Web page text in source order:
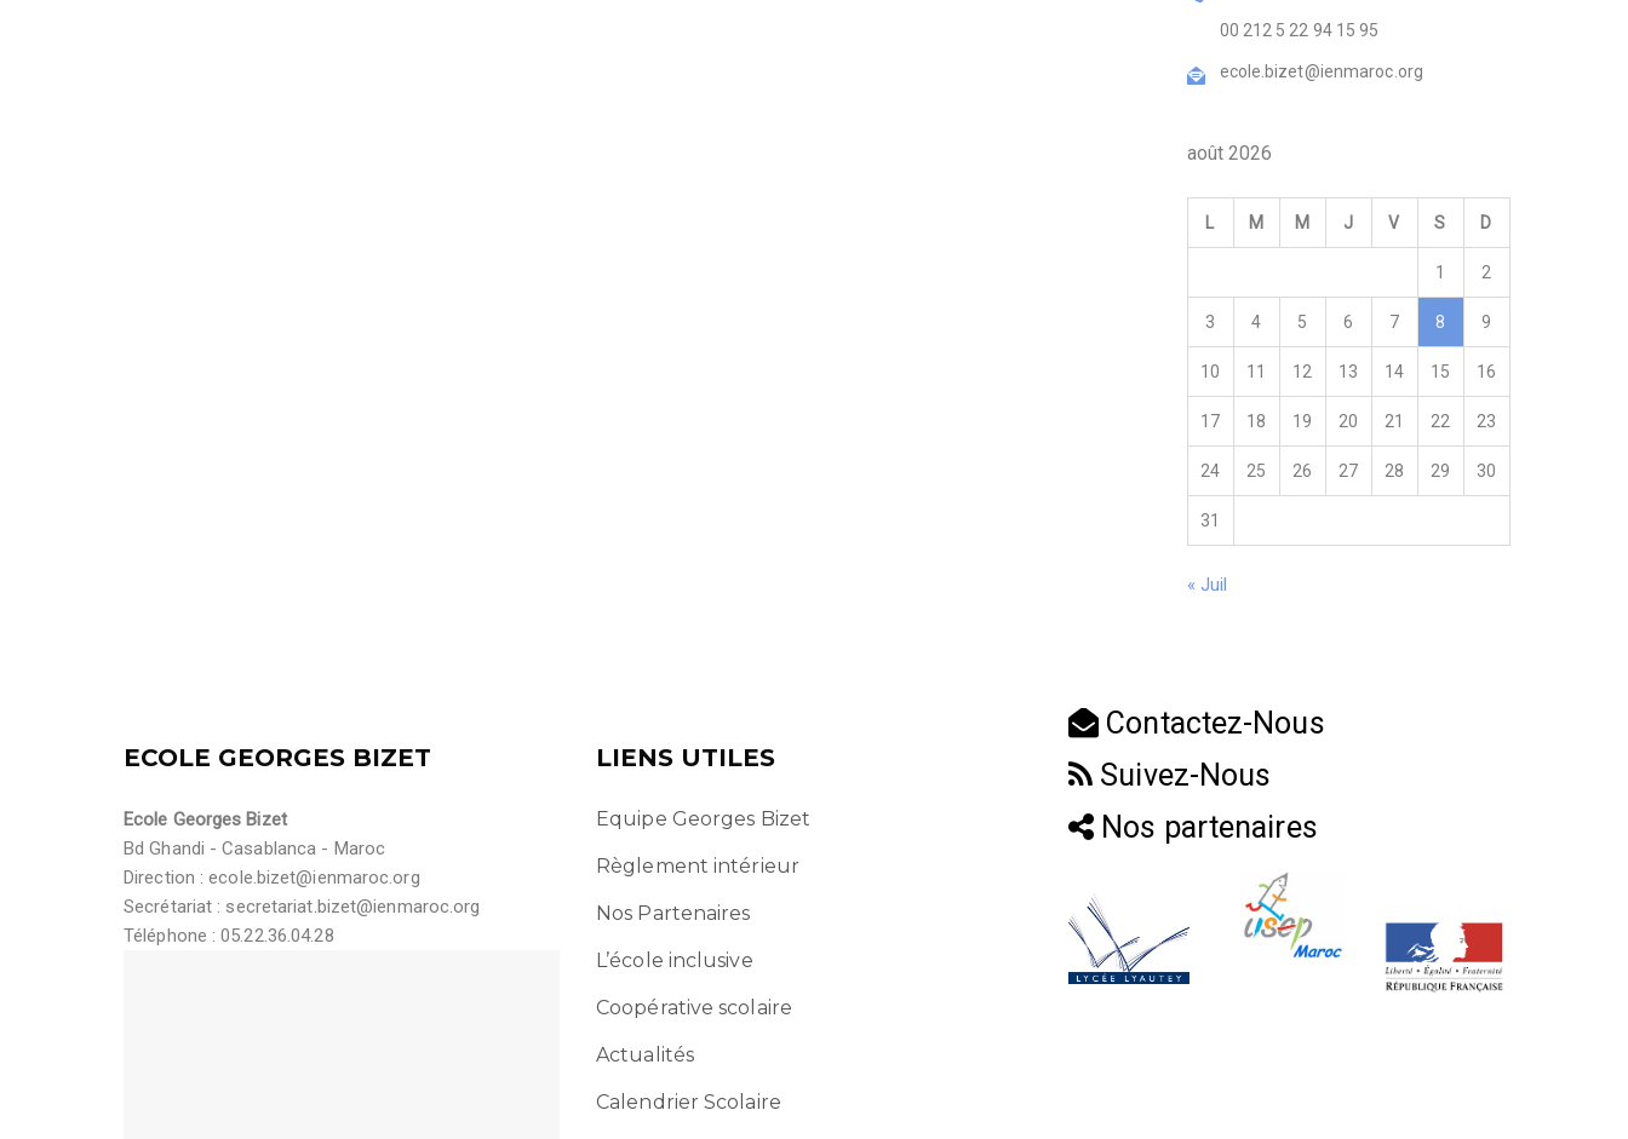
00 212 5 22 94 15 95
ecole.bizet@ienmaroc.org
août 2026
L M M J V S D
1 2
3 4 5 6 7 8 9
10 11 12 13 14 15 16
17 18 19 20 21 22 23
24 25 26 27 28 29 30
31
« Juil
ECOLE GEORGES BIZET
Ecole Georges Bizet
Bd Ghandi - Casablanca - Maroc
Direction :ecole.bizet@ienmaroc.org
Secrétariat : secretariat.bizet@ienmaroc.org
Téléphone : 05.22.36.04.28
LIENS UTILES
Equipe Georges Bizet
Règlement intérieur
Nos Partenaires
L’école inclusive
Coopérative scolaire
Actualités
Calendrier Scolaire
Contactez-Nous
Suivez-Nous
Nos partenaires